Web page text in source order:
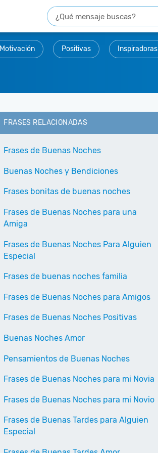
Motivación Positivas Inspiradoras
FRASES RELACIONADAS
Frases de Buenas Noches
Buenas Noches y Bendiciones
Frases bonitas de buenas noches
Frases de Buenas Noches para una
Amiga
Frases de Buenas Noches Para Alguien
Especial
Frases de buenas noches familia
Frases de Buenas Noches para Amigos
Frases de Buenas Noches Positivas
Buenas Noches Amor
Pensamientos de Buenas Noches
Frases de Buenas Noches para mi Novia
Frases de Buenas Noches para mi Novio
Frases de Buenas Tardes para Alguien
Especial